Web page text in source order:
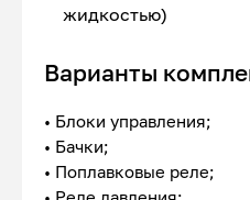
жидкостью)
Варианты
• Блоки управления;
• Бачки;
• Поплавковые реле;